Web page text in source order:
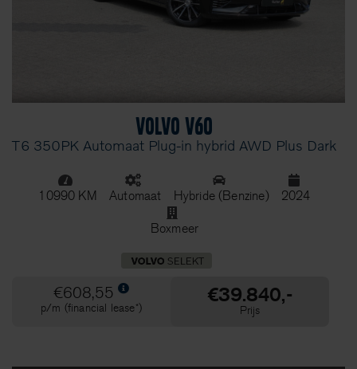
Volvo V60
T6 350PK Automaat Plug-in hybrid AWD Plus Dark
10990 KM Automaat Hybride (Benzine) 2024
Boxmeer
€608,55
p/m (financial lease*)
€39.840,-
Prijs